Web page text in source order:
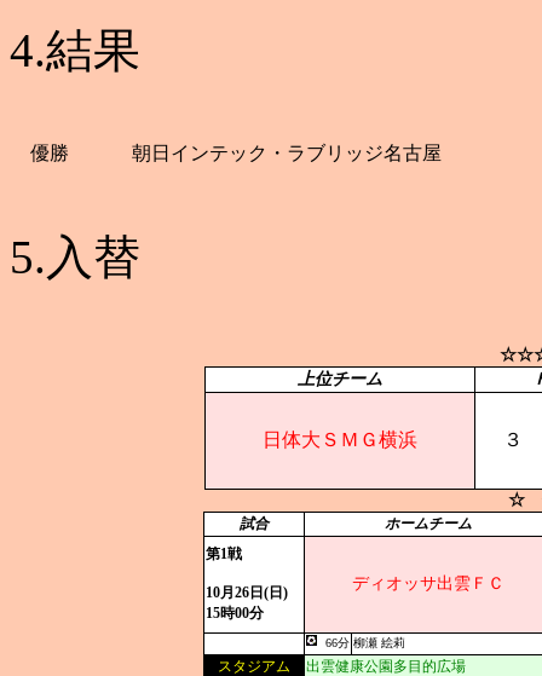
4.結果
優勝 朝日インテック・ラブリッジ名古屋
5.入替
上位チーム
日体大ＳＭＧ横浜 ３
☆
試合
ホームチーム
第1戦
10月26日(日)
15時00分
ディオッサ出雲ＦＣ
66分 柳瀬 絵莉
スタジアム
出雲健康公園多目的広場